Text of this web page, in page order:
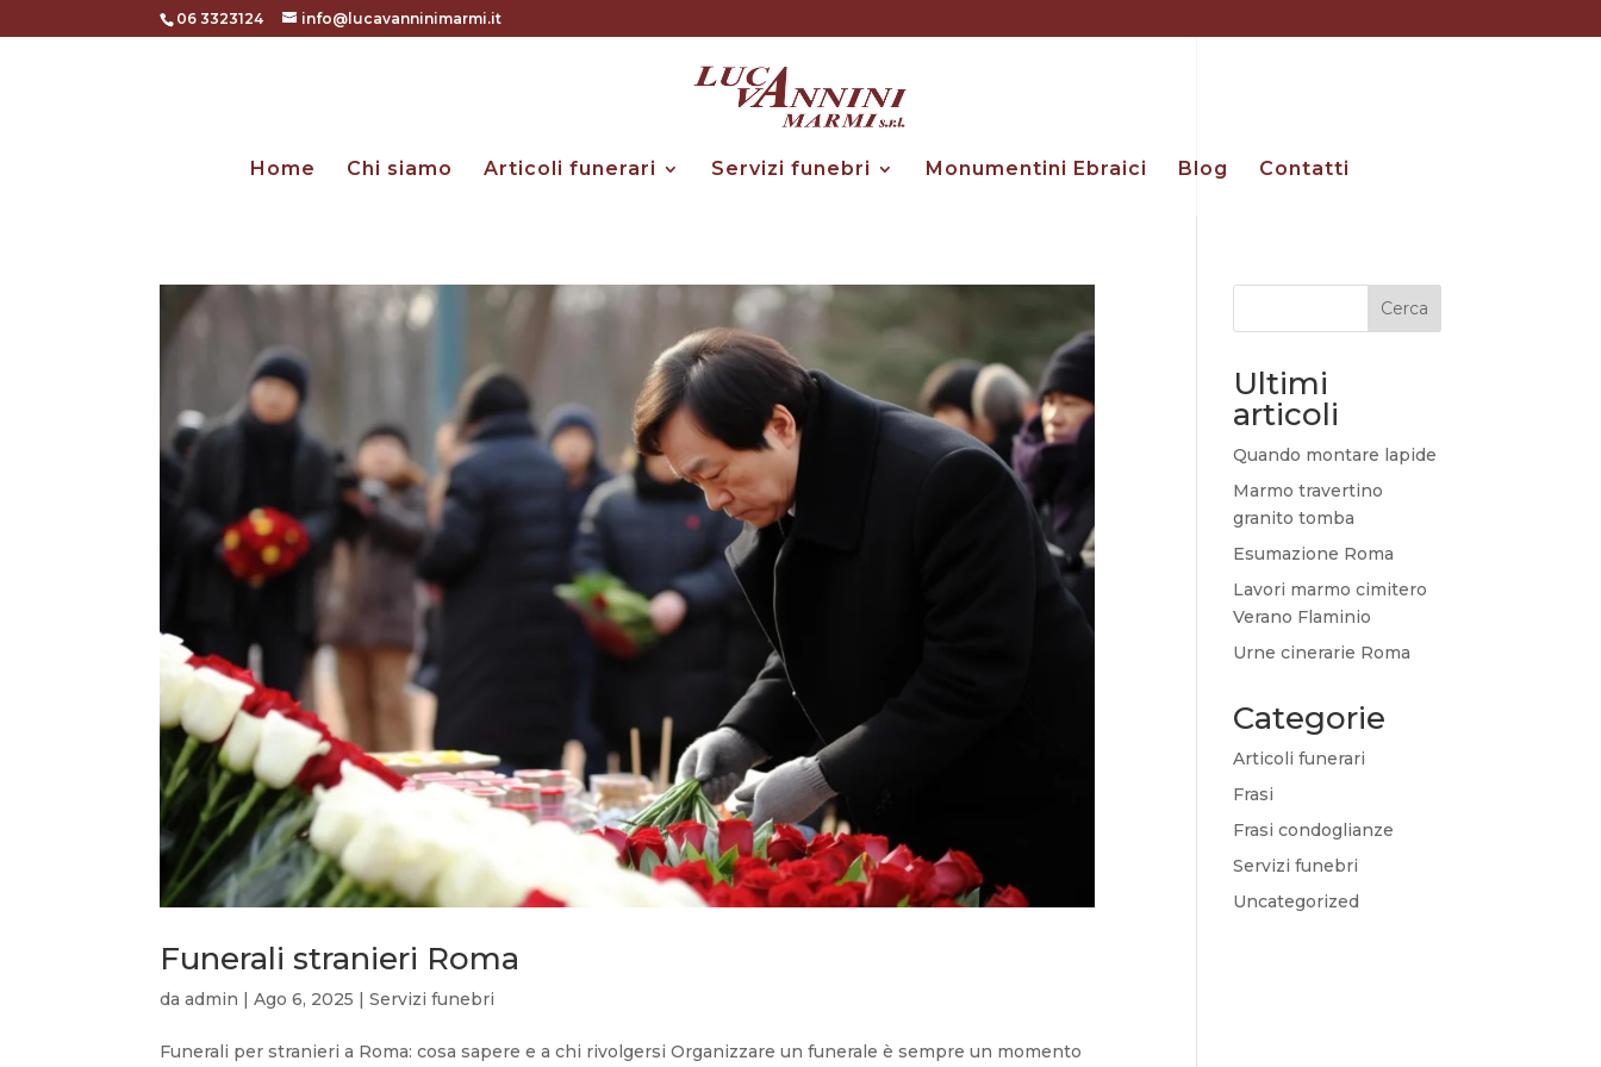
06 3323124 info@lucavanninimarmi.it
Home Chi siamo Articoli funerari Servizi funebri Monumentini Ebraici Blog Contatti
Funerali stranieri Roma
daadmin |Ago 6, 2025 |Servizi funebri
Funerali per stranieri a Roma: cosa sapere e a chi rivolgersi Organizzare un funerale è sempre un momento
Cerca
Ultimi
articoli
Quando montare lapide
Marmo travertino
granito tomba
Esumazione Roma
Lavori marmo cimitero
Verano Flaminio
Urne cinerarie Roma
Categorie
Articoli funerari
Frasi
Frasi condoglianze
Servizi funebri
Uncategorized